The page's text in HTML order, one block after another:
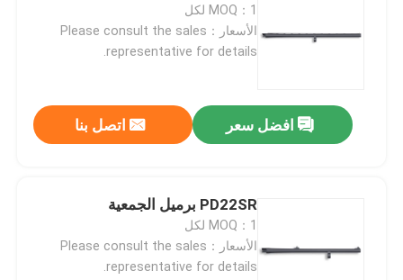
MOQ：1 لكل
الأسعار：Please consult the sales
representative for details.
افضل سعر اتصل بنا
PD22SR برميل الجمعية
MOQ：1 لكل
الأسعار：Please consult the sales
representative for details.